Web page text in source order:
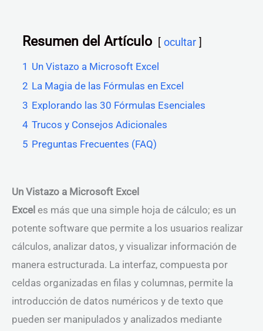
Resumen del Artículo ocultar
1 Un Vistazo a Microsoft Excel
2 La Magia de las Fórmulas en Excel
3 Explorando las 30 Fórmulas Esenciales
4 Trucos y Consejos Adicionales
5 Preguntas Frecuentes (FAQ)
Un Vistazo a Microsoft Excel
Excel es más que una simple hoja de cálculo; es un
potente software que permite a los usuarios realizar
cálculos, analizar datos, y visualizar información de
manera estructurada. La interfaz, compuesta por
celdas organizadas en filas y columnas, permite la
introducción de datos numéricos y de texto que
pueden ser manipulados y analizados mediante